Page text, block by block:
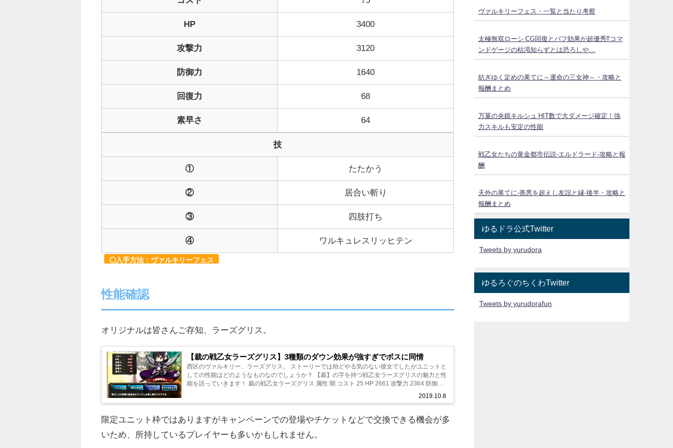
HP 3400
攻撃力 3120
防御力 1640
回復力 68
素早さ 64
技
① たたかう
② 居合い斬り
③ 四肢打ち
④ ワルキュレスリッヒテン
入手方法：ヴァルキリーフェス
性能確認
オリジナルは皆さんご存知、ラーズグリス。
【裁の戦乙女ラーズグリス】3種類のダウン効果が強すぎでボスに同情
2019.10.8
西区のヴァルキリー、ラーズグリス。 ストーリーでは殆どやる気のない彼女でしたがユニットと
しての性能はどのようなものなのでしょうか？ 【裁】の字を持つ戦乙女ラーズグリスの魅力と性
能を語っていきます！ 裁の戦乙女ラーズグリス 属性 闇 コスト 25 HP 2661 攻撃力 2364 防御力
限定ユニット枠ではありますがキャンペーンでの登場やチケットなどで交換できる機会が多
いため、所持しているプレイヤーも多いかもしれません。
ヴァルキリーフェス・一覧と当たり考察
太極無双ローシ CG回復とバフ効果が超優秀⁉コマ
ンドゲージの枯渇知らずとは恐ろしや…
紡ぎゆく定めの果てに～運命の三女神～・攻略と
報酬まとめ
万菓の央鏡キルシュ HIT数で大ダメージ確定！強
力スキルも安定の性能
戦乙女たちの黄金都市伝説‐エルドラード‐攻略と報
酬
天外の果てに-善悪を超えし友誼と縁-後半・攻略と
報酬まとめ
ゆるドラ公式Twitter
Tweets by yurudora
ゆるろぐのちくわTwitter
Tweets by yurudorafun